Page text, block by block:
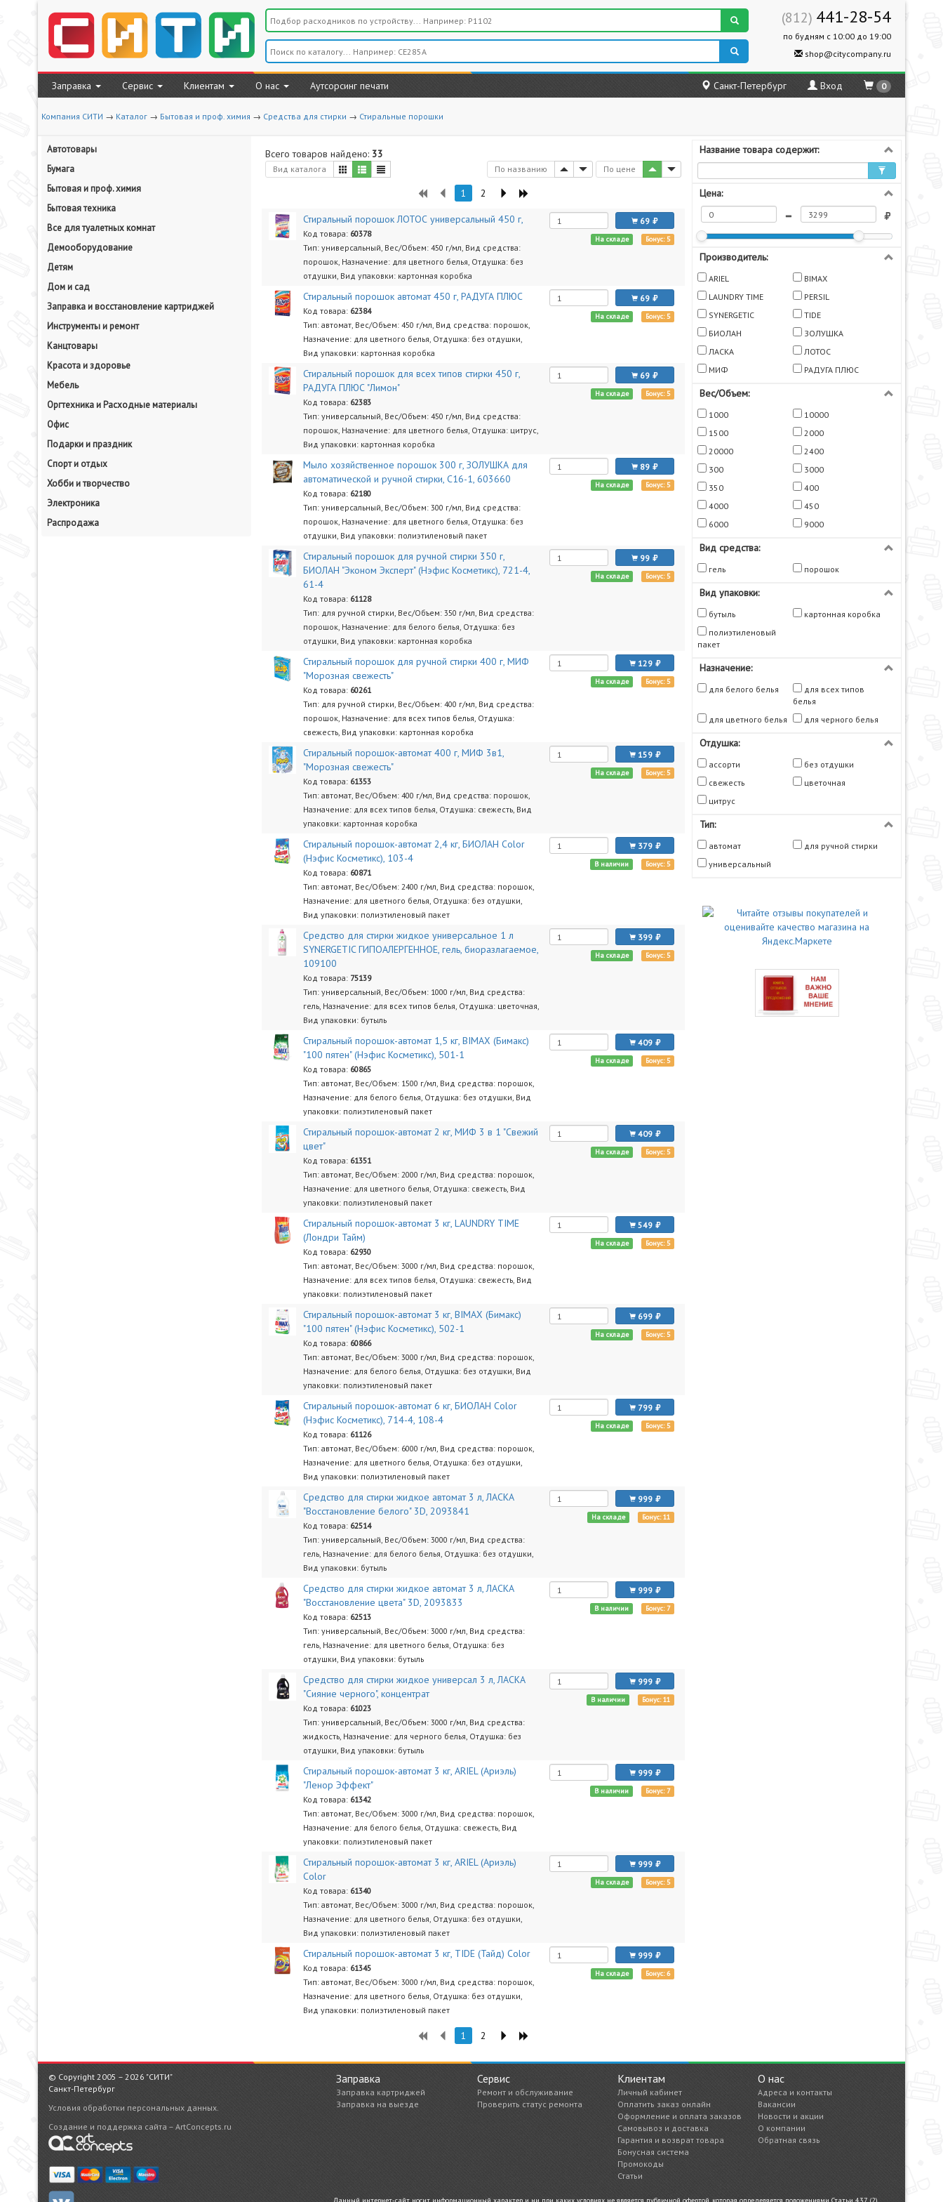
(812) 441-28-54
по будням с 10:00 до 19:00
shop@citycompany.ru
Заправка Сервис Клиентам О нас Аутсорсинг печати Санкт-Петербург Вход 0
Компания СИТИ → Каталог → Бытовая и проф. химия → Средства для стирки → Стиральные порошки
Автотовары
Бумага
Бытовая и проф. химия
Бытовая техника
Все для туалетных комнат
Демооборудование
Детям
Дом и сад
Заправка и восстановление картриджей
Инструменты и ремонт
Канцтовары
Красота и здоровье
Мебель
Оргтехника и Расходные материалы
Офис
Подарки и праздник
Спорт и отдых
Хобби и творчество
Электроника
Распродажа
Название товара содержит:
Цена:
Производитель:
ARIEL
BIMAX
LAUNDRY TIME
PERSIL
SYNERGETIC
TIDE
БИОЛАН
ЗОЛУШКА
ЛАСКА
ЛОТОС
МИФ
РАДУГА ПЛЮС
Вес/Объем:
1000
10000
1500
2000
20000
2400
300
3000
350
400
4000
450
6000
9000
Вид средства:
гель порошок
Вид упаковки:
бутыль
картонная коробка
полиэтиленовый
пакет
Назначение:
для белого белья
для всех типов
белья
для цветного белья
для черного белья
Отдушка:
ассорти
без отдушки
свежесть
цветочная
цитрус
Тип:
автомат
для ручной стирки
универсальный
Всего товаров найдено: 33
Вид каталога По названию По цене
1 2
Стиральный порошок ЛОТОС универсальный 450 г,
Код товара: 60378
Тип: универсальный, Вес/Объем: 450 г/мл, Вид средства:
порошок, Назначение: для цветного белья, Отдушка: без
отдушки, Вид упаковки: картонная коробка
69
На складе Бонус: 5
Стиральный порошок автомат 450 г, РАДУГА ПЛЮС
Код товара: 62384
Тип: автомат, Вес/Объем: 450 г/мл, Вид средства: порошок,
Назначение: для цветного белья, Отдушка: без отдушки,
Вид упаковки: картонная коробка
69
На складе Бонус: 5
Стиральный порошок для всех типов стирки 450 г,
РАДУГА ПЛЮС "Лимон"
Код товара: 62383
Тип: универсальный, Вес/Объем: 450 г/мл, Вид средства:
порошок, Назначение: для цветного белья, Отдушка: цитрус,
Вид упаковки: картонная коробка
69
На складе Бонус: 5
Мыло хозяйственное порошок 300 г, ЗОЛУШКА для
автоматической и ручной стирки, С16-1, 603660
Код товара: 62180
Тип: универсальный, Вес/Объем: 300 г/мл, Вид средства:
порошок, Назначение: для цветного белья, Отдушка: без
отдушки, Вид упаковки: полиэтиленовый пакет
89
На складе Бонус: 5
Стиральный порошок для ручной стирки 350 г,
БИОЛАН "Эконом Эксперт" (Нэфис Косметикс), 721-4,
61-4
Код товара: 61128
Тип: для ручной стирки, Вес/Объем: 350 г/мл, Вид средства:
порошок, Назначение: для белого белья, Отдушка: без
отдушки, Вид упаковки: картонная коробка
99
На складе Бонус: 5
Стиральный порошок для ручной стирки 400 г, МИФ
"Морозная свежесть"
Код товара: 60261
Тип: для ручной стирки, Вес/Объем: 400 г/мл, Вид средства:
порошок, Назначение: для всех типов белья, Отдушка:
свежесть, Вид упаковки: картонная коробка
129
На складе Бонус: 5
Стиральный порошок-автомат 400 г, МИФ 3в1,
"Морозная свежесть"
Код товара: 61353
Тип: автомат, Вес/Объем: 400 г/мл, Вид средства: порошок,
Назначение: для всех типов белья, Отдушка: свежесть, Вид
упаковки: картонная коробка
159
На складе Бонус: 5
Стиральный порошок-автомат 2,4 кг, БИОЛАН Color
(Нэфис Косметикс), 103-4
Код товара: 60871
Тип: автомат, Вес/Объем: 2400 г/мл, Вид средства: порошок,
Назначение: для цветного белья, Отдушка: без отдушки,
Вид упаковки: полиэтиленовый пакет
379
В наличии Бонус: 5
Средство для стирки жидкое универсальное 1 л
SYNERGETIC ГИПОАЛЕРГЕННОЕ, гель, биоразлагаемое,
109100
Код товара: 75139
Тип: универсальный, Вес/Объем: 1000 г/мл, Вид средства:
гель, Назначение: для всех типов белья, Отдушка: цветочная,
Вид упаковки: бутыль
399
На складе Бонус: 5
Стиральный порошок-автомат 1,5 кг, BIMAX (Бимакс)
"100 пятен" (Нэфис Косметикс), 501-1
Код товара: 60865
Тип: автомат, Вес/Объем: 1500 г/мл, Вид средства: порошок,
Назначение: для белого белья, Отдушка: без отдушки, Вид
упаковки: полиэтиленовый пакет
409
На складе Бонус: 5
Стиральный порошок-автомат 2 кг, МИФ 3 в 1 "Свежий
цвет"
Код товара: 61351
Тип: автомат, Вес/Объем: 2000 г/мл, Вид средства: порошок,
Назначение: для цветного белья, Отдушка: свежесть, Вид
упаковки: полиэтиленовый пакет
409
На складе Бонус: 5
Стиральный порошок-автомат 3 кг, LAUNDRY TIME
(Лондри Тайм)
Код товара: 62930
Тип: автомат, Вес/Объем: 3000 г/мл, Вид средства: порошок,
Назначение: для всех типов белья, Отдушка: свежесть, Вид
упаковки: полиэтиленовый пакет
549
На складе Бонус: 5
Стиральный порошок-автомат 3 кг, BIMAX (Бимакс)
"100 пятен" (Нэфис Косметикс), 502-1
Код товара: 60866
Тип: автомат, Вес/Объем: 3000 г/мл, Вид средства: порошок,
Назначение: для белого белья, Отдушка: без отдушки, Вид
упаковки: полиэтиленовый пакет
699
На складе Бонус: 5
Стиральный порошок-автомат 6 кг, БИОЛАН Color
(Нэфис Косметикс), 714-4, 108-4
Код товара: 61126
Тип: автомат, Вес/Объем: 6000 г/мл, Вид средства: порошок,
Назначение: для цветного белья, Отдушка: без отдушки,
Вид упаковки: полиэтиленовый пакет
799
На складе Бонус: 5
Средство для стирки жидкое автомат 3 л, ЛАСКА
"Восстановление белого" 3D, 2093841
Код товара: 62514
Тип: универсальный, Вес/Объем: 3000 г/мл, Вид средства:
гель, Назначение: для белого белья, Отдушка: без отдушки,
Вид упаковки: бутыль
999
На складе Бонус: 11
Средство для стирки жидкое автомат 3 л, ЛАСКА
"Восстановление цвета" 3D, 2093833
Код товара: 62513
Тип: универсальный, Вес/Объем: 3000 г/мл, Вид средства:
гель, Назначение: для цветного белья, Отдушка: без
отдушки, Вид упаковки: бутыль
999
В наличии Бонус: 7
Средство для стирки жидкое универсал 3 л, ЛАСКА
"Сияние черного", концентрат
Код товара: 61023
Тип: универсальный, Вес/Объем: 3000 г/мл, Вид средства:
жидкость, Назначение: для черного белья, Отдушка: без
отдушки, Вид упаковки: бутыль
999
В наличии Бонус: 11
Стиральный порошок-автомат 3 кг, ARIEL (Ариэль)
"Ленор Эффект"
Код товара: 61342
Тип: автомат, Вес/Объем: 3000 г/мл, Вид средства: порошок,
Назначение: для белого белья, Отдушка: свежесть, Вид
упаковки: полиэтиленовый пакет
999
В наличии Бонус: 7
Стиральный порошок-автомат 3 кг, ARIEL (Ариэль)
Color
Код товара: 61340
Тип: автомат, Вес/Объем: 3000 г/мл, Вид средства: порошок,
Назначение: для цветного белья, Отдушка: без отдушки,
Вид упаковки: полиэтиленовый пакет
999
На складе Бонус: 5
Стиральный порошок-автомат 3 кг, TIDE (Тайд) Color
Код товара: 61345
Тип: автомат, Вес/Объем: 3000 г/мл, Вид средства: порошок,
Назначение: для цветного белья, Отдушка: без отдушки,
Вид упаковки: полиэтиленовый пакет
999
На складе Бонус: 6
1 2
Заправка
Заправка картриджей
Заправка на выезде
Сервис
Ремонт и обслуживание
Проверить статус ремонта
Клиентам
Личный кабинет
Оплатить заказ онлайн
Оформление и оплата заказов
Самовывоз и доставка
Гарантия и возврат товара
Бонусная система
Промокоды
Статьи
О нас
Адреса и контакты
Вакансии
Новости и акции
О компании
Обратная связь
© Copyright 2005 – 2026 "СИТИ"
Санкт-Петербург
Условия обработки персональных данных.
Создание и поддержка сайта – ArtConcepts.ru